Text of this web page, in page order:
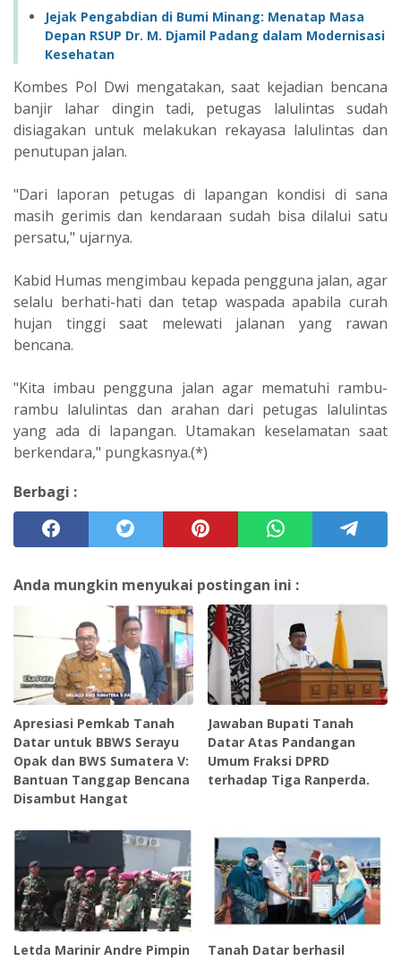
Jejak Pengabdian di Bumi Minang: Menatap Masa
Depan RSUP Dr. M. Djamil Padang dalam Modernisasi
Kesehatan
Kombes Pol Dwi mengatakan, saat kejadian bencana
banjir lahar dingin tadi, petugas lalulintas sudah
disiagakan untuk melakukan rekayasa lalulintas dan
penutupan jalan.
"Dari laporan petugas di lapangan kondisi di sana
masih gerimis dan kendaraan sudah bisa dilalui satu
persatu," ujarnya.
Kabid Humas mengimbau kepada pengguna jalan, agar
selalu berhati-hati dan tetap waspada apabila curah
hujan tinggi saat melewati jalanan yang rawan
bencana.
"Kita imbau pengguna jalan agar mematuhi rambu-
rambu lalulintas dan arahan dari petugas lalulintas
yang ada di lapangan. Utamakan keselamatan saat
berkendara," pungkasnya.(*)
Berbagi :
Anda mungkin menyukai postingan ini :
Apresiasi Pemkab Tanah
Datar untuk BBWS Serayu
Opak dan BWS Sumatera V:
Bantuan Tanggap Bencana
Disambut Hangat ‎
Jawaban Bupati Tanah
Datar Atas Pandangan
Umum Fraksi DPRD
terhadap Tiga Ranperda.
Letda Marinir Andre Pimpin
Tanah Datar berhasil